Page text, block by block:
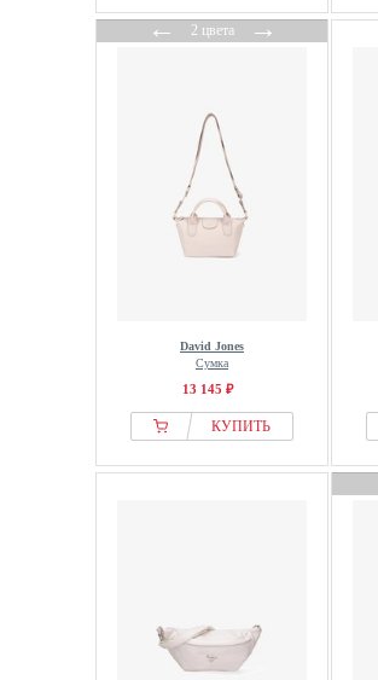
←2 цвета→
David Jones
Сумка
13 145 ₽
КУПИТЬ